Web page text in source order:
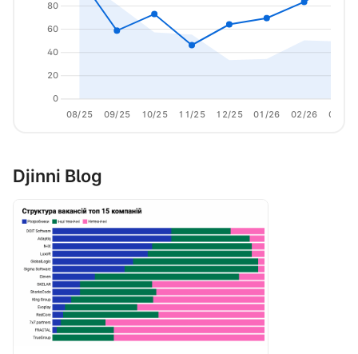
08/25 09/25 10/25 11/25 12/25 01/26 02/26 03/26
0
20
40
60
80
Djinni Blog